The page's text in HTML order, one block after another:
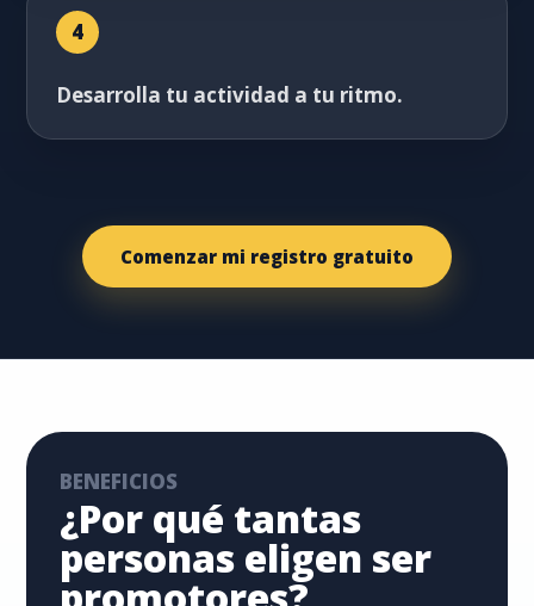
4
Desarrolla tu actividad a tu ritmo.
Comenzar mi registro gratuito
BENEFICIOS
¿Por qué tantas
personas eligen ser